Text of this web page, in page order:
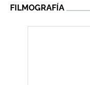
FILMOGRAFÍA